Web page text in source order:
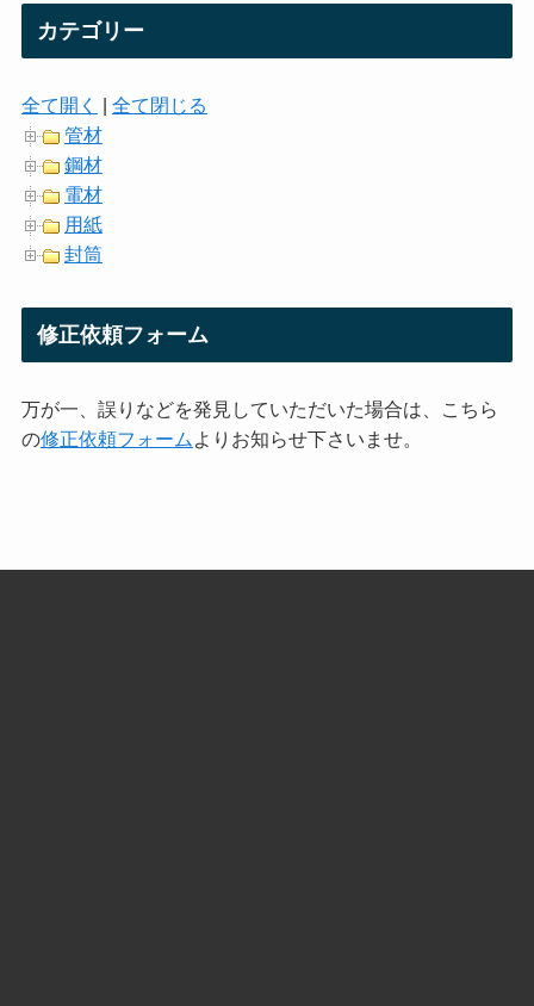
カテゴリー
全て開く | 全て閉じる
管材
鋼材
電材
用紙
封筒
修正依頼フォーム
万が一、誤りなどを発見していただいた場合は、こちら
の修正依頼フォーム よりお知らせ下さいませ。